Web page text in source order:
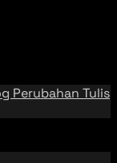
Perubahan Tulis